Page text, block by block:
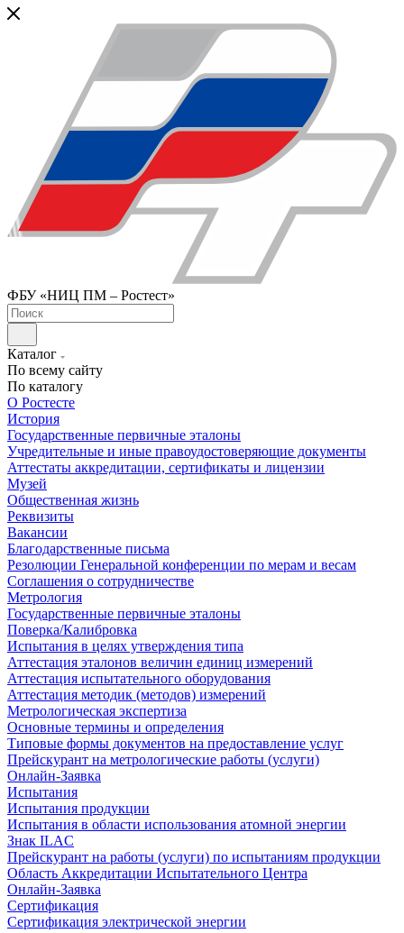
ФБУ «НИЦ ПМ – Ростест»
Каталог
По всему сайту
По каталогу
О Ростесте
История
Государственные первичные эталоны
Учредительные и иные правоудостоверяющие документы
Аттестаты аккредитации, сертификаты и лицензии
Музей
Общественная жизнь
Реквизиты
Вакансии
Благодарственные письма
Резолюции Генеральной конференции по мерам и весам
Соглашения о сотрудничестве
Метрология
Государственные первичные эталоны
Поверка/Калибровка
Испытания в целях утверждения типа
Аттестация эталонов величин единиц измерений
Аттестация испытательного оборудования
Аттестация методик (методов) измерений
Метрологическая экспертиза
Основные термины и определения
Типовые формы документов на предоставление услуг
Прейскурант на метрологические работы (услуги)
Онлайн-Заявка
Испытания
Испытания продукции
Испытания в области использования атомной энергии
Знак ILAC
Прейскурант на работы (услуги) по испытаниям продукции
Область Аккредитации Испытательного Центра
Онлайн-Заявка
Сертификация
Сертификация электрической энергии